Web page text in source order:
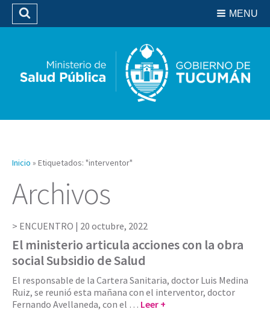
Biblioteca
MENU
Buscar
Inicio » Etiquetados: "interventor"
Archivos
ENCUENTRO | 20 octubre, 2022
El ministerio articula acciones con la obra
social Subsidio de Salud
El responsable de la Cartera Sanitaria, doctor Luis Medina
Ruiz, se reunió esta mañana con el interventor, doctor
Fernando Avellaneda, con el … Leer +